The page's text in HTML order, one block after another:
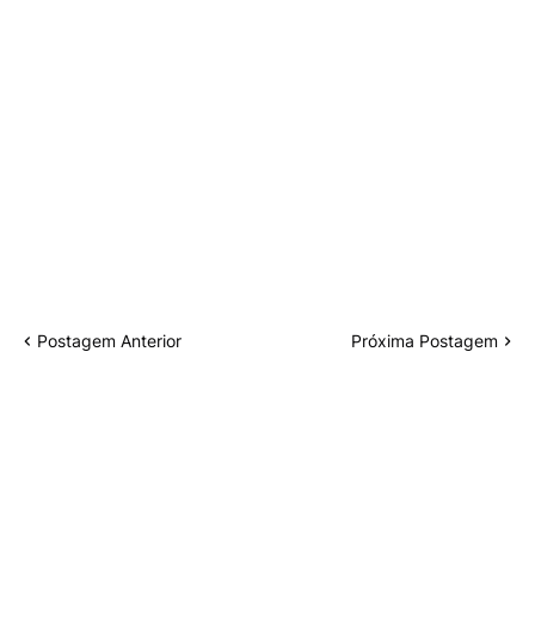
Postagem Anterior Próxima Postagem